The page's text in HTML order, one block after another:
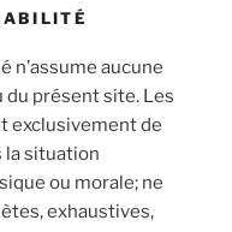
n’assume aucune
présent site. Les
exclusivement de
la situation
ou morale; ne
exhaustives,